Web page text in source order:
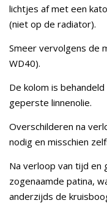
lichtjes af met een
(niet op de radiator).
Smeer vervolgens de
WD40).
De kolom is
geperste linnenolie.
Overschilderen na
nodig en misschien
Na verloop van tijd en
zogenaamde patina,
anderzijds de